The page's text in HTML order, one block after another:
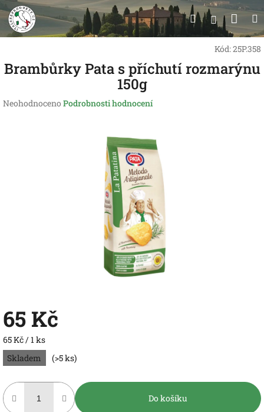
Přejít
na
obsah
Hledat
Kód:25P.358
Brambůrky Pata s příchutí rozmarýnu
150g
Průměrné
Neohodnoceno Podrobnosti hodnocení
65 Kč
Měrná
cena:
65 Kč / 1 ks
Skladem
(>5 ks)
Do košíku